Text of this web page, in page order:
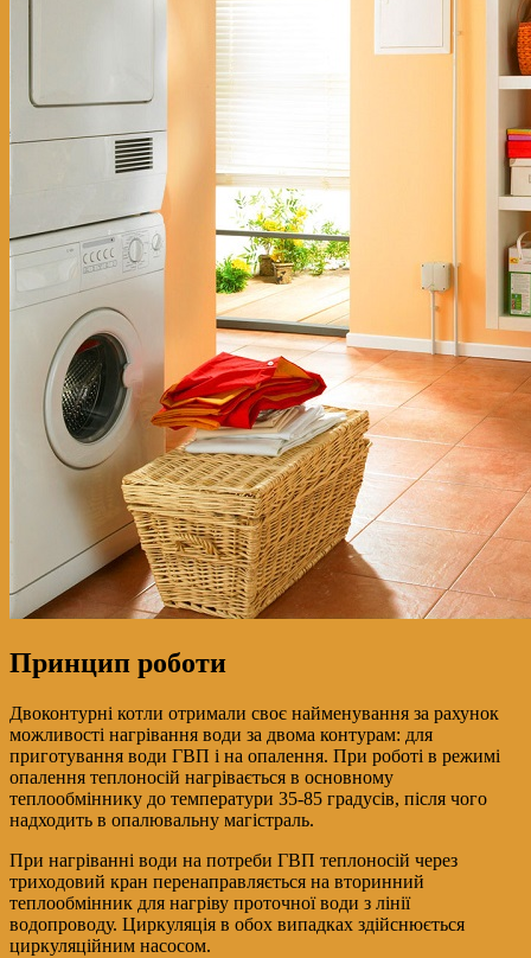
Принцип роботи
Двоконтурні котли отримали своє найменування за рахунок
можливості нагрівання води за двома контурам: для
приготування води ГВП і на опалення. При роботі в режимі
опалення теплоносій нагрівається в основному
теплообміннику до температури 35-85 градусів, після чого
надходить в опалювальну магістраль.
При нагріванні води на потреби ГВП теплоносій через
триходовий кран перенаправляється на вторинний
теплообмінник для нагріву проточної води з лінії
водопроводу. Циркуляція в обох випадках здійснюється
циркуляційним насосом.